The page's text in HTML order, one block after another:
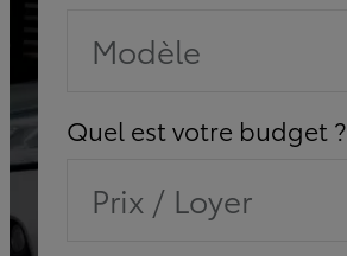
Modèle
Quel est votre budget ?
Prix / Loyer